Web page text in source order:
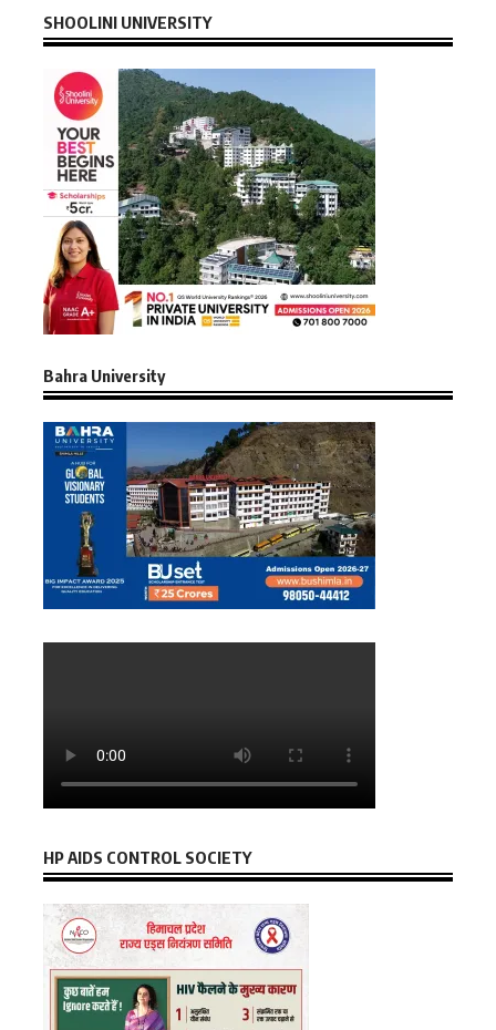
SHOOLINI UNIVERSITY
Bahra University
HP AIDS CONTROL SOCIETY